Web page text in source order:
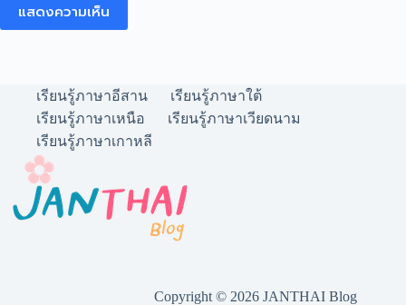
แสดงความเห็น
เรียนรู้ภาษาอีสาน
เรียนรู้ภาษาใต้
เรียนรู้ภาษาเหนือ
เรียนรู้ภาษาเวียดนาม
เรียนรู้ภาษาเกาหลี
Copyright © 2026 JANTHAI Blog